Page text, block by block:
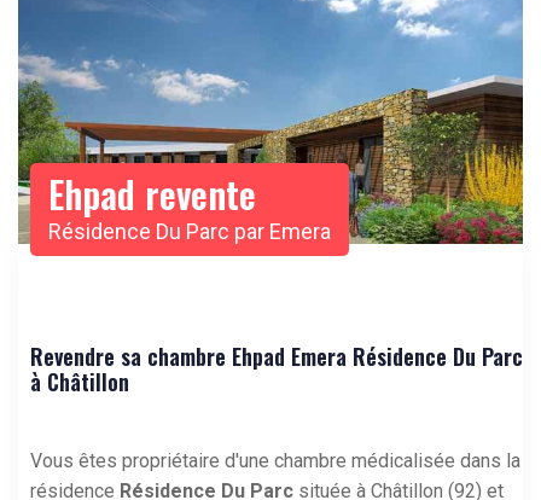
Ehpad revente
Résidence Du Parc par Emera
Revendre sa chambre Ehpad Emera Résidence Du Parc
à Châtillon
Vous êtes propriétaire d'une chambre médicalisée dans la
résidence Résidence Du Parc située à Châtillon (92) et